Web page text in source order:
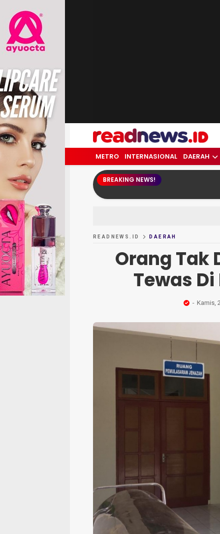
readnews.id
Berita Terkini, Update Terbaru Hari ini
METRO INTERNASIONAL DAERAH
BREAKING NEWS!
READNEWS.ID DAERAH
Orang Tak
Tewas
Kamis,